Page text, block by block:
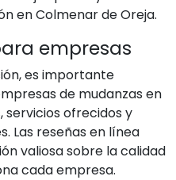
en Colmenar de Oreja.
empresas
es importante
de mudanzas en
servicios ofrecidos y
Las reseñas en línea
valiosa sobre la calidad
cada empresa.